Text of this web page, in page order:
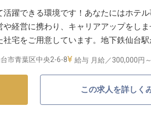
躍できる環境です！あなたにはホテ
経営に携わり、キャリアアップをし
宅をご用意しています。地下鉄仙台
数のホテルを展開しています。地域に
客層に対応したホテル運営を行なう会
市青葉区中央2-6-8 給与 月給／300,000円～
この求人を詳しく